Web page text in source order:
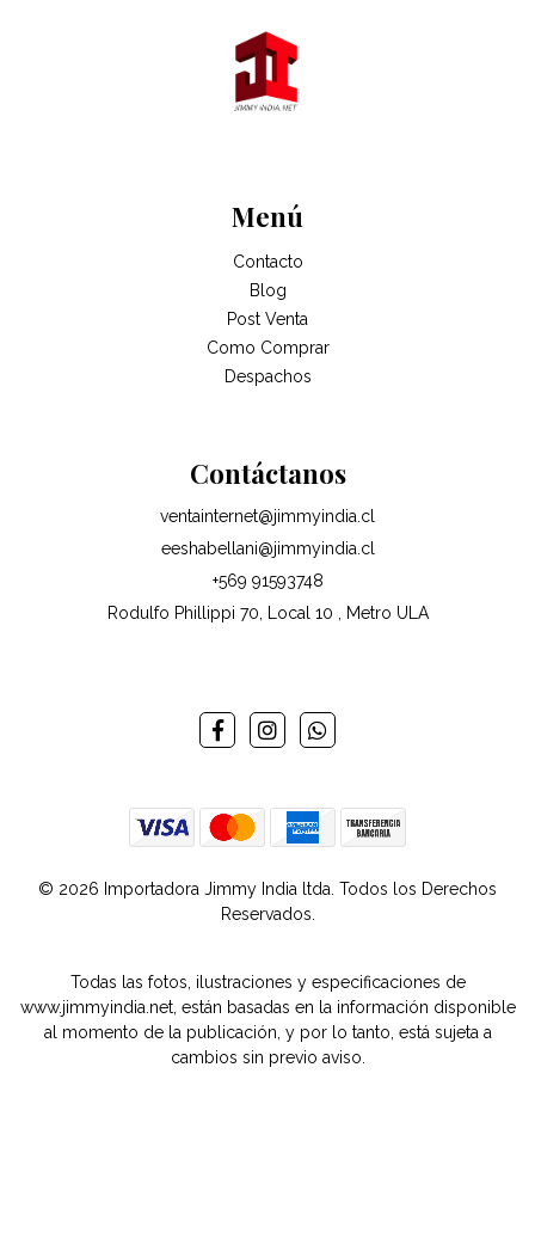
Menú
Contacto
Blog
Post Venta
Como Comprar
Despachos
Contáctanos
ventainternet@jimmyindia.cl
eeshabellani@jimmyindia.cl
+569 91593748
Rodulfo Phillippi 70, Local 10 , Metro ULA
© 2026 Importadora Jimmy India ltda. Todos los Derechos
Reservados.
Todas las fotos, ilustraciones y especificaciones de
www.jimmyindia.net, están basadas en la información disponible
al momento de la publicación, y por lo tanto, está sujeta a
cambios sin previo aviso.